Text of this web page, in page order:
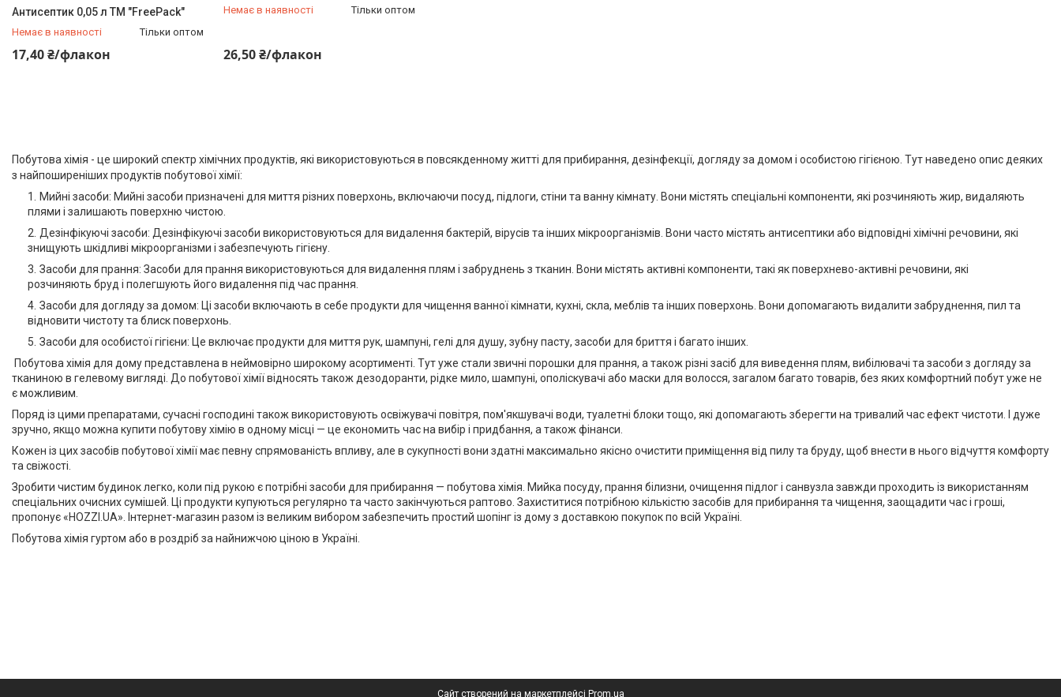
Антисептик 0,05 л TM "FreePack"
Немає в наявності Тільки оптом
17,40 ₴/флакон
+380 (67) 633-57-10
Немає в наявності Тільки оптом
26,50 ₴/флакон
+380 (67) 633-57-10
Побутова хімія - це широкий спектр хімічних продуктів, які використовуються в повсякденному житті для прибирання, дезінфекції, догляду за домом і особистою гігієною. Тут наведено опис деяких
з найпоширеніших продуктів побутової хімії:
Мийні засоби: Мийні засоби призначені для миття різних поверхонь, включаючи посуд, підлоги, стіни та ванну кімнату. Вони містять спеціальні компоненти, які розчиняють жир, видаляють
плями і залишають поверхню чистою.
Дезінфікуючі засоби: Дезінфікуючі засоби використовуються для видалення бактерій, вірусів та інших мікроорганізмів. Вони часто містять антисептики або відповідні хімічні речовини, які
знищують шкідливі мікроорганізми і забезпечують гігієну.
Засоби для прання: Засоби для прання використовуються для видалення плям і забруднень з тканин. Вони містять активні компоненти, такі як поверхнево-активні речовини, які
розчиняють бруд і полегшують його видалення під час прання.
Засоби для догляду за домом: Ці засоби включають в себе продукти для чищення ванної кімнати, кухні, скла, меблів та інших поверхонь. Вони допомагають видалити забруднення, пил та
відновити чистоту та блиск поверхонь.
Засоби для особистої гігієни: Це включає продукти для миття рук, шампуні, гелі для душу, зубну пасту, засоби для бриття і багато інших.
Побутова хімія для дому представлена в неймовірно широкому асортименті. Тут уже стали звичні порошки для прання, а також різні засіб для виведення плям, вибілювачі та засоби з догляду за
тканиною в гелевому вигляді. До побутової хімії відносять також дезодоранти, рідке мило, шампуні, ополіскувачі або маски для волосся, загалом багато товарів, без яких комфортний побут уже не
є можливим.
Поряд із цими препаратами, сучасні господині також використовують освіжувачі повітря, пом'якшувачі води, туалетні блоки тощо, які допомагають зберегти на тривалий час ефект чистоти. І дуже
зручно, якщо можна купити побутову хімію в одному місці — це економить час на вибір і придбання, а також фінанси.
Кожен із цих засобів побутової хімії має певну спрямованість впливу, але в сукупності вони здатні максимально якісно очистити приміщення від пилу та бруду, щоб внести в нього відчуття комфорту
та свіжості.
Зробити чистим будинок легко, коли під рукою є потрібні засоби для прибирання — побутова хімія. Мийка посуду, прання білизни, очищення підлог і санвузла завжди проходить із використанням
спеціальних очисних сумішей. Ці продукти купуються регулярно та часто закінчуються раптово. Захиститися потрібною кількістю засобів для прибирання та чищення, заощадити час і гроші,
пропонує «HOZZI.UA». Інтернет-магазин разом із великим вибором забезпечить простий шопінг із дому з доставкою покупок по всій Україні.
Побутова хімія гуртом або в роздріб за найнижчою ціною в Україні.
Сайт створений на маркетплейсі Prom.ua